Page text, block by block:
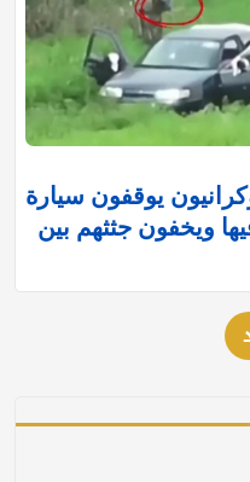
يوقفون سيارة
ويخفون جثثهم بين